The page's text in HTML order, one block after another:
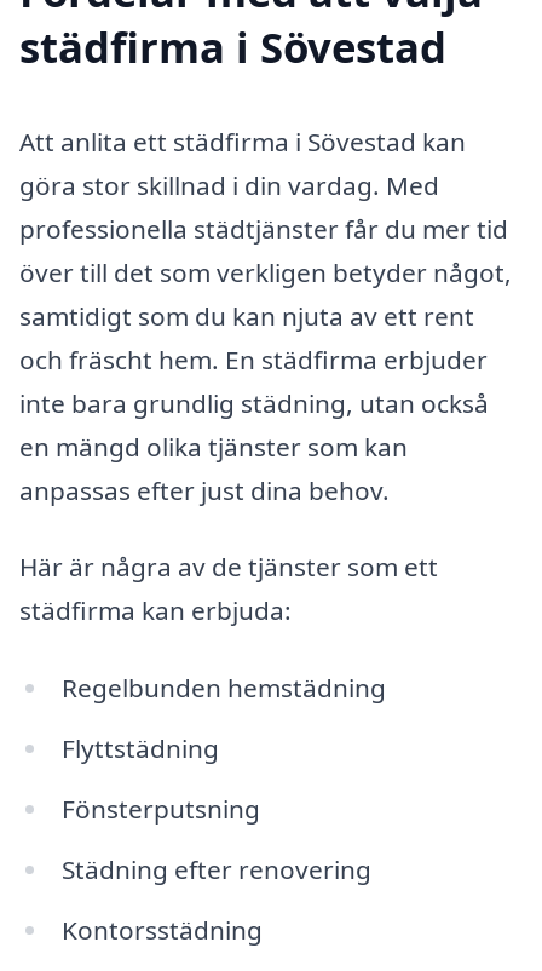
städfirma i Sövestad
Att anlita ett städfirma i Sövestad kan
göra stor skillnad i din vardag. Med
professionella städtjänster får du mer tid
över till det som verkligen betyder något,
samtidigt som du kan njuta av ett rent
och fräscht hem. En städfirma erbjuder
inte bara grundlig städning, utan också
en mängd olika tjänster som kan
anpassas efter just dina behov.
Här är några av de tjänster som ett
städfirma kan erbjuda:
Regelbunden hemstädning
Flyttstädning
Fönsterputsning
Städning efter renovering
Kontorsstädning